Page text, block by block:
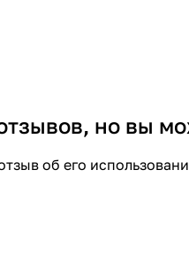
но вы
об его